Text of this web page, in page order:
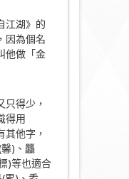
江湖》的
因為個名
他做「金
只得少，
得用
其他字，
)、龘
)等也適合